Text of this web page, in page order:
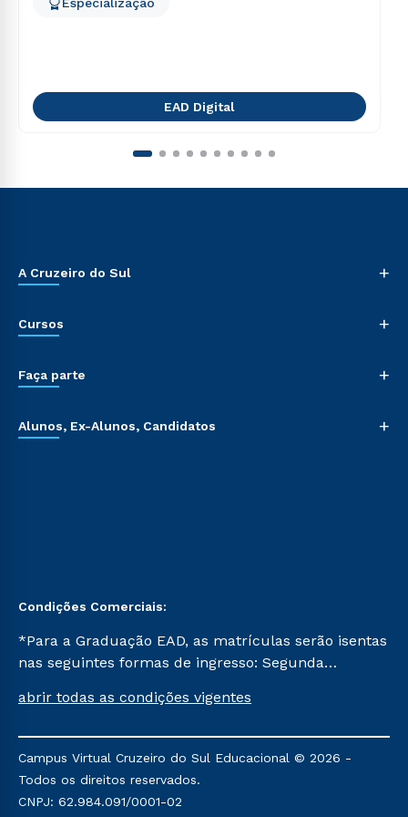
EAD Digital
A Cruzeiro do Sul +
Cursos +
Faça parte +
Alunos, Ex-Alunos, Candidatos +
Condições Comerciais:
*Para a Graduação EAD, as matrículas serão isentas
nas seguintes formas de ingresso: Segunda
Já para as demais, a taxa de matrícula será de R$
mencionadas são referentes aos cursos: Ensino
Religioso, Geografia para a Docência e Metodologia
do Ensino de História: Questões Atuais.
abrir todas as condições vigentes
Campus Virtual Cruzeiro do Sul Educacional © 2026 -
Todos os direitos reservados.
CNPJ: 62.984.091/0001-02